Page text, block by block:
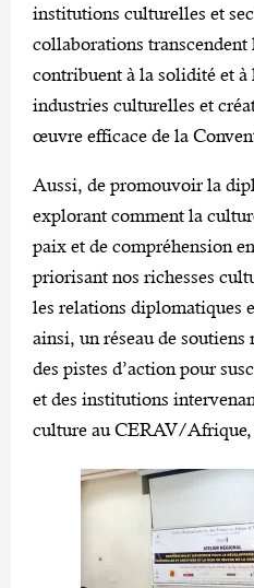
institutions culturelles et
collaborations
contribuent à la solidité et
industries culturelles et
œuvre efficace de la
Aussi, de promouvoir la
explorant comment la
paix et de compréhension
priorisant nos richesses
les relations diplomatiques
ainsi, un réseau de
des pistes d’action pour
et des institutions
culture au CERAV/Afrique,